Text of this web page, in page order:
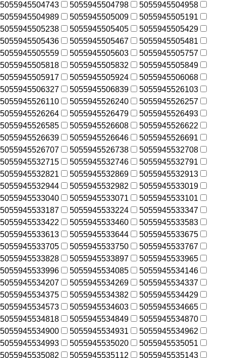
5055945504743
5055945504798
5055945504958
5055945504989
5055945505009
5055945505191
5055945505238
5055945505405
5055945505429
5055945505436
5055945505467
5055945505481
5055945505559
5055945505603
5055945505757
5055945505818
5055945505832
5055945505849
5055945505917
5055945505924
5055945506068
5055945506327
5055945506839
5055945526103
5055945526110
5055945526240
5055945526257
5055945526264
5055945526479
5055945526493
5055945526585
5055945526608
5055945526622
5055945526639
5055945526646
5055945526691
5055945526707
5055945526738
5055945532708
5055945532715
5055945532746
5055945532791
5055945532821
5055945532869
5055945532913
5055945532944
5055945532982
5055945533019
5055945533040
5055945533071
5055945533101
5055945533187
5055945533224
5055945533347
5055945533422
5055945533460
5055945533583
5055945533613
5055945533644
5055945533675
5055945533705
5055945533750
5055945533767
5055945533828
5055945533897
5055945533965
5055945533996
5055945534085
5055945534146
5055945534207
5055945534269
5055945534337
5055945534375
5055945534382
5055945534429
5055945534573
5055945534603
5055945534665
5055945534818
5055945534849
5055945534870
5055945534900
5055945534931
5055945534962
5055945534993
5055945535020
5055945535051
5055945535082
5055945535112 5055945535143